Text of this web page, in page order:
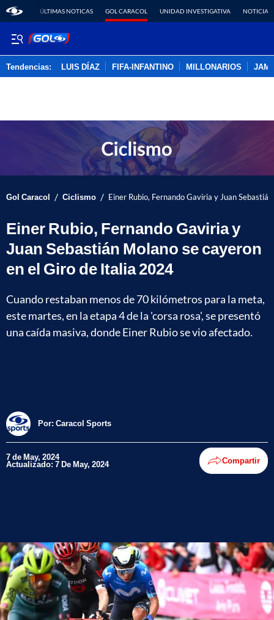
ÚLTIMAS NOTICAS GOL CARACOL UNIDAD INVESTIGATIVA NOTICIAS
Tendencias: LUIS DÍAZ FIFA-INFANTINO MILLONARIOS
Gol Caracol / Ciclismo / Einer Rubio, Fernando Gaviria y Juan
Einer Rubio, Fernando Gaviria y
Juan Sebastián Molano se cayeron
en el Giro de Italia 2024
Cuando restaban menos de 70 kilómetros para la meta,
este martes, en la etapa 4 de la 'corsa rosa', se presentó
una caída masiva, donde Einer Rubio se vio afectado.
Por: Caracol Sports
7 de May, 2024
Actualizado: 7 De May, 2024 Compartir